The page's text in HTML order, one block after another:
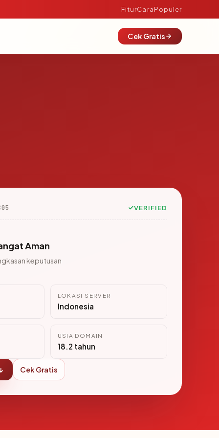
FiturCaraPopuler
Cek Gratis
VERIFIED
Aman
keputusan
LOKASI SERVER
Indonesia
USIA DOMAIN
18.2 tahun
Cek Gratis